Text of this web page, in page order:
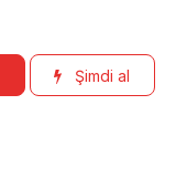
Şimdi al